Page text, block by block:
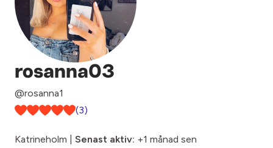
rosanna03
@rosanna1
(3)
Katrineholm | Senast aktiv: +1 månad sen